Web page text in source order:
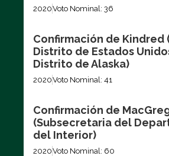
2020Voto Nominal: 36
Confirmación de Kindred
Distrito de Estados
Distrito de Alaska)
2020Voto Nominal: 41
Confirmación de
(Subsecretaria del
del Interior)
2020Voto Nominal: 60